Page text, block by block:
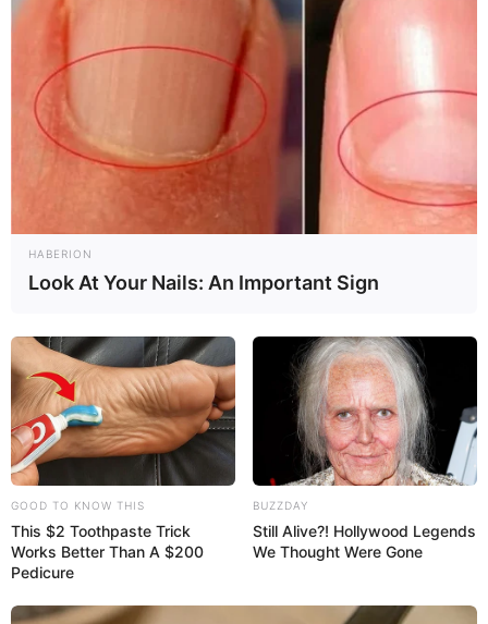
legrado, sin embargo, si el sangrado es abundante y el
dolor abdominal es intenso, debe contactar a su
ginecólogo.
COMPARTIR
¿FUE ÚTIL ESTA INFORMACIÓN?
HISTORIAL DE ACTUALIZACIONES
BIBLIOGRAFÍA
HABERION
Look At Your Nails: An Important Sign
GOOD TO KNOW THIS
This $2 Toothpaste Trick
Works Better Than A $200
Pedicure
BUZZDAY
Still Alive?! Hollywood Legends
We Thought Were Gone